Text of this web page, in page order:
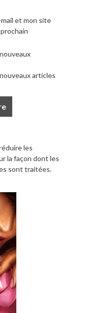
et mon site
articles
les
la façon dont les
sont traitées.